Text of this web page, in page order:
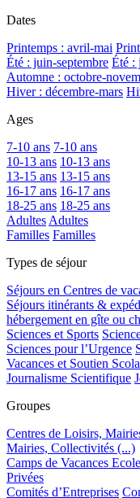
Dates
Printemps : avril-mai
Été : juin-septembre Été :
Automne : octobre-
Hiver : décembre-mars
Ages
7-10 ans 7-10 ans
10-13 ans 10-13 ans
13-15 ans 13-15 ans
16-17 ans 16-17 ans
18-25 ans 18-25 ans
Adultes Adultes
Familles Familles
Types de séjour
Séjours en Centres de
Séjours itinérants &
hébergement en gîte ou
Sciences et Sports
Sciences pour l’Urgence
Vacances et Soutien
Journalisme Scientifique
Groupes
Centres de Loisirs,
Mairies, Collectivités (...)
Camps de Vacances
Privées
Comités d’Entreprises